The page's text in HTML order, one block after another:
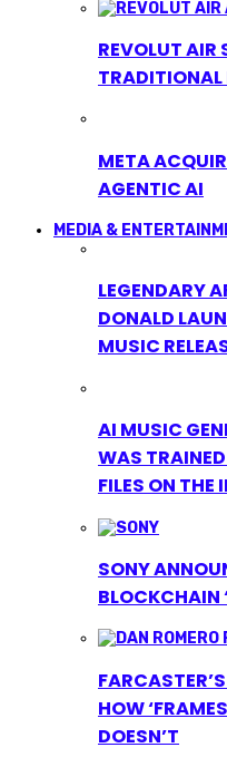
REVOLUT AIR
META
AGENTIC AI
MEDIA &
LEGENDARY
DONALD
MUSIC
AI MUSIC
WAS
FILES ON THE
SONY
HOW
DOESN’T